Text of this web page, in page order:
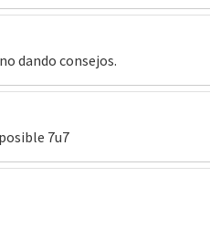
dando consejos.
7u7